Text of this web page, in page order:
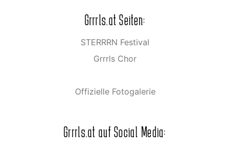
Grrrls.at Seiten:
STERRRN Festival
Grrrls Chor
Offizielle Fotogalerie
Grrrls.at auf Social Media: